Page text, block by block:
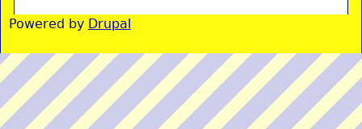
Powered by Drupal